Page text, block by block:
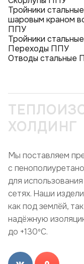
Тройники
шаровым краном
ППУ
Тройники
Переходы ППУ
Отводы стальные
ХОЛДИНГ
Мы поставляем
с
для
сетях. Наши
как под землёй,
надёжную
до +130ºC.